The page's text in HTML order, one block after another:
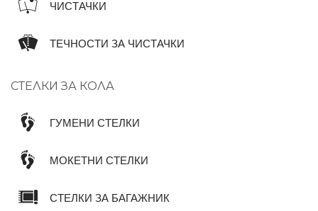
ЧИСТАЧКИ
ТЕЧНОСТИ ЗА ЧИСТАЧКИ
СТЕЛКИ ЗА КОЛА
ГУМЕНИ СТЕЛКИ
МОКЕТНИ СТЕЛКИ
СТЕЛКИ ЗА БАГАЖНИК